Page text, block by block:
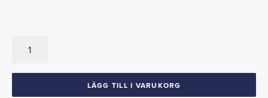
LÄGG TILL I VARUKORG